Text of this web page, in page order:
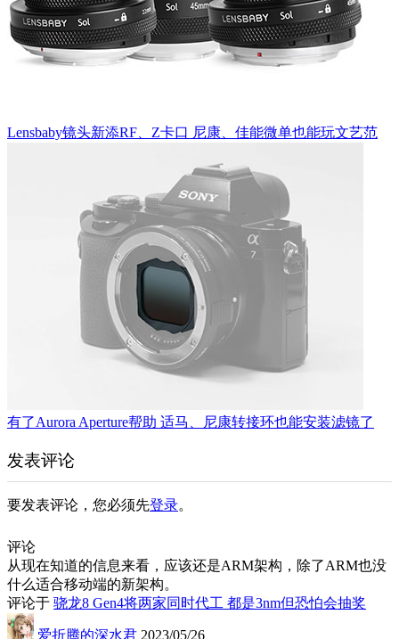
Lensbaby镜头新添RF、Z卡口 尼康、佳能微单也能玩文艺范
有了Aurora Aperture帮助 适马、尼康转接环也能安装滤镜了
发表评论
要发表评论，您必须先登录。
评论
从现在知道的信息来看，应该还是ARM架构，除了ARM也没
什么适合移动端的新架构。
评论于 骁龙8 Gen4将两家同时代工 都是3nm但恐怕会抽奖
爱折腾的深水君 2023/05/26